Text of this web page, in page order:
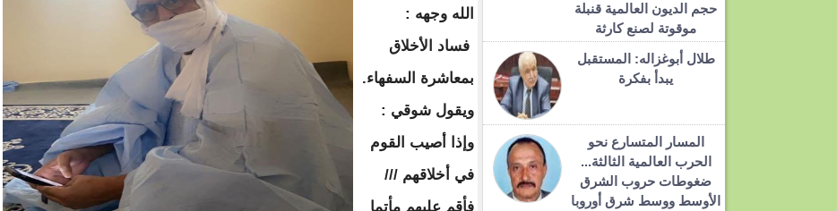
حجم الديون العالمية قنبلة
موقوتة لصنع كارثة
طلال أبوغزاله: المستقبل
يبدأ بفكرة
المسار المتسارع نحو
الحرب العالمية الثالثة...
ضغوطات حروب الشرق
الأوسط ووسط شرق أوروبا
الله وجهه :
فساد الأخلاق
بمعاشرة السفهاء.
ويقول شوقي :
وإذا أصيب القوم
في أخلاقهم ///
فأقم عليهم مأتما